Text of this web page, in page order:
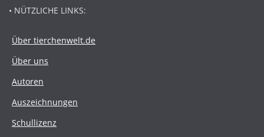
• NÜTZLICHE LINKS:
Über tierchenwelt.de
Über uns
Autoren
Auszeichnungen
Schullizenz